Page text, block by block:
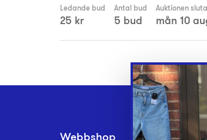
Ledande bud
25 kr
Antal bud
5 bud
Auktionen
mån 10